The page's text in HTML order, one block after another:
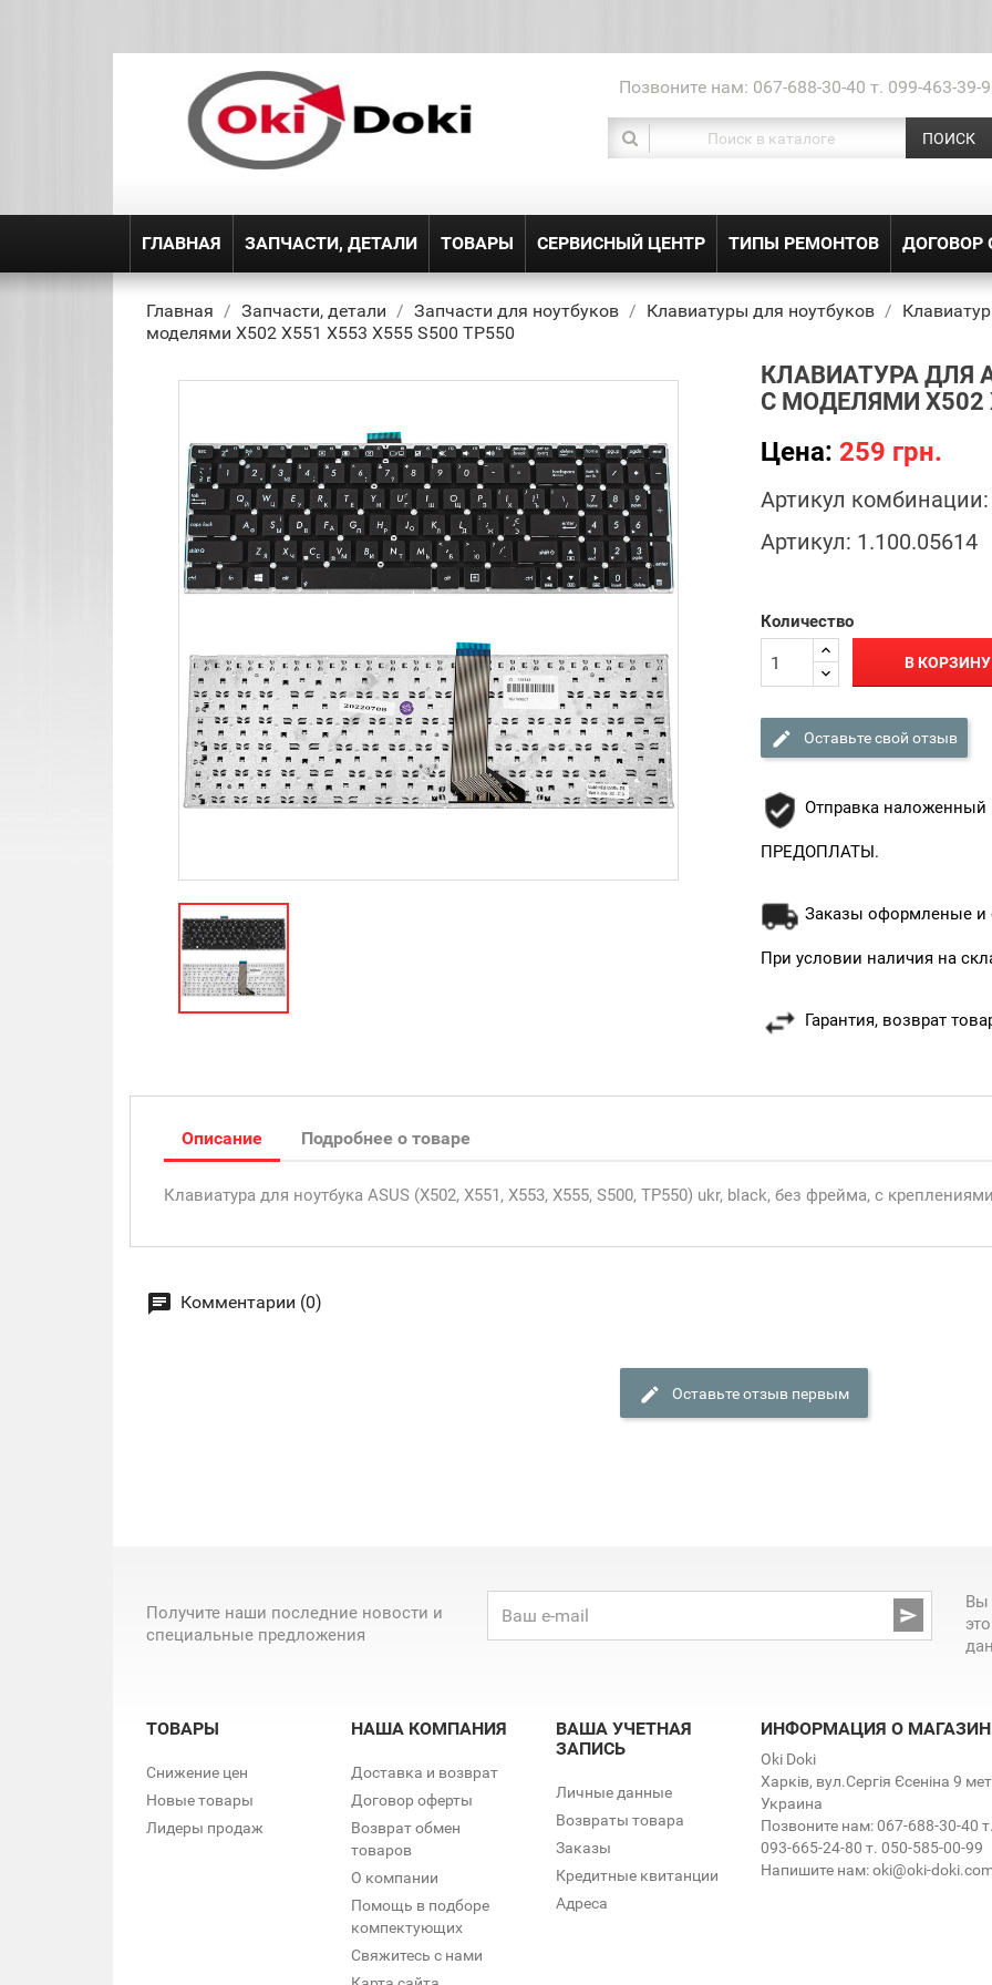
Позвоните нам: 067-688-30-40 т. 099-463-39-
ПОИСК
ГЛАВНАЯ ЗАПЧАСТИ, ДЕТАЛИ ТОВАРЫ СЕРВИСНЫЙ ЦЕНТР ТИПЫ РЕМОНТОВ ДОГОВОР
Главная Запчасти, детали Запчасти для ноутбуков Клавиатуры для ноутбуков
моделями X502 X551 X553 X555 S500 TP550
КЛАВИАТУРА ДЛЯ
С МОДЕЛЯМИ X502
Цена: 259 грн.
Артикул комбинации:
Артикул: 1.100.05614
Количество
В КОРЗИНУ
Оставьте свой отзыв
Отправка наложенный
ПРЕДОПЛАТЫ.
Заказы оформленые и
При условии наличия на
Гарантия, возврат
Описание Подробнее о товаре
Клавиатура для ноутбука ASUS (X502, X551, X553, X555, S500, TP550) ukr, black, без фрейма, с
Комментарии (0)
Оставьте отзыв первым
Получите наши последние новости и
специальные предложения

Вы
ТОВАРЫ
Снижение цен
Новые товары
Лидеры продаж
НАША КОМПАНИЯ
Доставка и возврат
Договор оферты
Возврат обмен
товаров
О компании
Помощь в подборе
компектующих
Свяжитесь с нами
ВАША УЧЕТНАЯ
ЗАПИСЬ
Личные данные
Возвраты товара
Заказы
Кредитные квитанции
Адреса
ИНФОРМАЦИЯ О
Oki Doki
Харків, вул.Сергія Єсеніна 9
Украина
Позвоните нам:067-688-30-40
093-665-24-80 т. 050-585-00-99
Напишите нам:oki@oki-